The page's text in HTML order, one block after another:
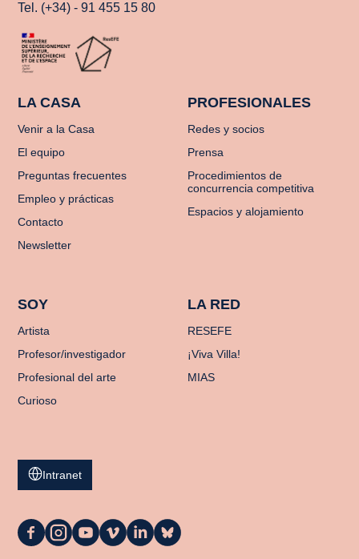
Tel. (+34) - 91 455 15 80
LA CASA
Venir a la Casa
El equipo
Preguntas frecuentes
Empleo y prácticas
Contacto
Newsletter
PROFESIONALES
Redes y socios
Prensa
Procedimientos de
concurrencia competitiva
Espacios y alojamiento
SOY
Artista
Profesor/investigador
Profesional del arte
Curioso
LA RED
RESEFE
¡Viva Villa!
MIAS
Intranet
La
La
La
La
La
La